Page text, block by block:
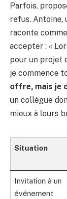
Parfois,
refus. Antoine,
raconte
accepter : «
pour un projet
je commence
offre, mais je
un collègue
mieux à leurs
Situation
Invitation à un
événement